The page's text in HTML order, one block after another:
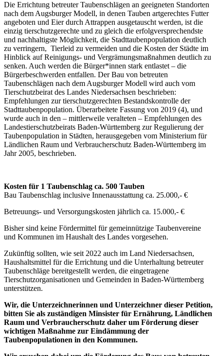
Die Errichtung betreuter Taubenschlägen an geeigneten Standorten
nach dem Augsburger Modell, in denen Tauben artgerechtes Futter
angeboten und Eier durch Attrappen ausgetauscht werden, ist die
einzig tierschutzgerechte und zu gleich die erfolgversprechendste
und nachhaltigste Möglichkeit, die Stadttaubenpopulation deutlich
zu verringern, Tierleid zu vermeiden und die Kosten der Städte im
Hinblick auf Reinigungs- und Vergrämungsmaßnahmen deutlich zu
senken. Auch werden die Bürger*innen stark entlastet – die
Bürgerbeschwerden entfallen. Der Bau von betreuten
Taubenschlägen nach dem Augsburger Modell wird auch vom
Tierschutzbeirat des Landes Niedersachsen beschrieben:
Empfehlungen zur tierschutzgerechten Bestandskontrolle der
Stadttaubenpopulation. Überarbeitete Fassung von 2019 (4), und
wurde auch in den – mittlerweile veralteten – Empfehlungen des
Landestierschutzbeirats Baden-Württemberg zur Regulierung der
Taubenpopulation in Städten, herausgegeben vom Ministerium für
Ländlichen Raum und Verbraucherschutz Baden-Württemberg im
Jahr 2005, beschrieben.
Kosten für 1 Taubenschlag ca. 500 Tauben
Bau Taubenschlag inclusive Innenausstattung ca. 25.000,- €
Betreuungs- und Versorgungskosten jährlich ca. 15.000,- €
Bisher sind keine Fördermittel für gemeinnützige Taubenvereine
und Kommunen im Haushalt des Landes vorgesehen.
Zukünftig sollten, wie seit 2022 auch im Land Niedersachsen,
Haushaltsmittel für die Errichtung und die Unterhaltung betreuter
Taubenschläge bereitgestellt werden, die eingetragene
Tierschutzorganisationen und Gemeinden in Baden-Württemberg
unterstützen.
Wir, die Unterzeichnerinnen und Unterzeichner dieser Petition,
bitten Sie als zuständigen Minsister für Ernährung, Ländlichen
Raum und Verbraucherschutz daher um Förderung dieser
wichtigen Maßnahme zur Eindämmung der
Taubenpopulationen in den Kommunen.